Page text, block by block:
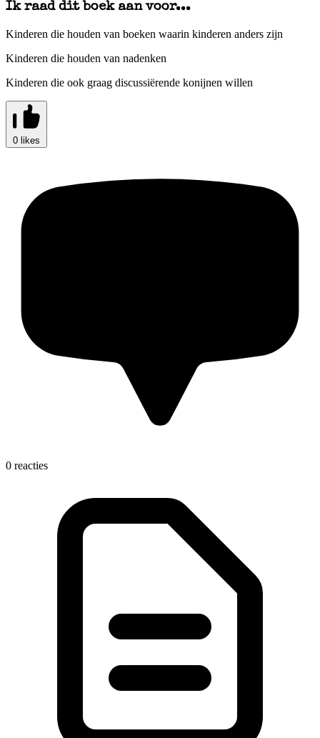
Ik raad dit boek aan voor...
Kinderen die houden van boeken waarin kinderen anders zijn
Kinderen die houden van nadenken
Kinderen die ook graag discussiërende konijnen willen
0 likes
0 reacties